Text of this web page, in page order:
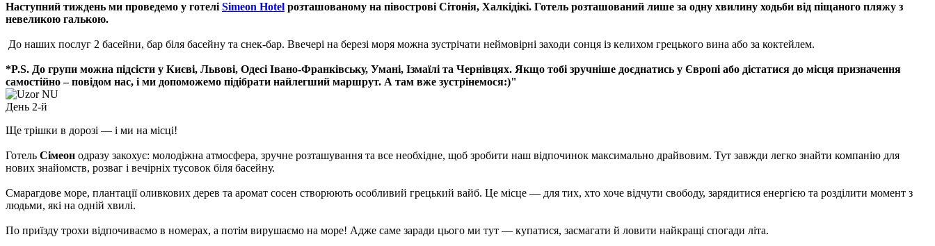
Наступний тиждень ми проведемо у готелі Simeon Hotel розташованому на півострові Сітонія, Халкідікі. Готель розташований лише за одну хвилину ходьби від піщаного пляжу з
невеликою галькою.
До наших послуг 2 басейни, бар біля басейну та снек-бар. Ввечері на березі моря можна зустрічати неймовірні заходи сонця із келихом грецького вина або за коктейлем.
*P.S. До групи можна підсісти у Києві, Львові, Одесі Івано-Франківську, Умані, Ізмаїлі та Чернівцях. Якщо тобі зручніше доєднатись у Європі або дістатися до місця призначення
самостійно – повідом нас, і ми допоможемо підібрати найлегший маршрут. А там вже зустрінемося:)"
День 2-й
Ще трішки в дорозі — і ми на місці!
Готель Сімеон одразу закохує: молодіжна атмосфера, зручне розташування та все необхідне, щоб зробити наш відпочинок максимально драйвовим. Тут завжди легко знайти компанію для
нових знайомств, розваг і вечірніх тусовок біля басейну.
Смарагдове море, плантації оливкових дерев та аромат сосен створюють особливий грецький вайб. Це місце — для тих, хто хоче відчути свободу, зарядитися енергією та розділити момент з
людьми, які на одній хвилі.
По приїзду трохи відпочиваємо в номерах, а потім вирушаємо на море! Адже саме заради цього ми тут — купатися, засмагати й ловити найкращі спогади літа.